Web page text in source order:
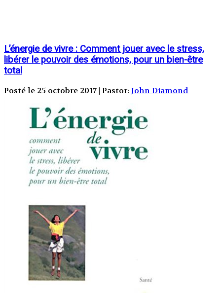
L’énergie de vivre : Comment jouer avec le stress,
libérer le pouvoir des émotions, pour un bien-être
total
Posté le 25 octobre 2017 | Pastor: John Diamond